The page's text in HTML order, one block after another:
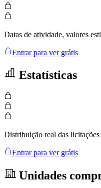
Datas de atividade, valores
Entrar para ver grátis
Estatísticas
Distribuição real das
Entrar para ver grátis
Unidades